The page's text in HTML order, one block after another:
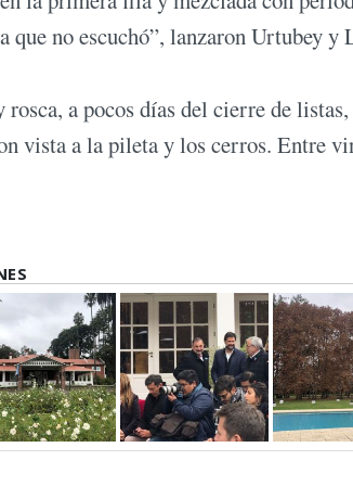
que no escuchó”, lanzaron Urtubey y
a pocos días del cierre de
vista a la pileta y los cerros. Entre